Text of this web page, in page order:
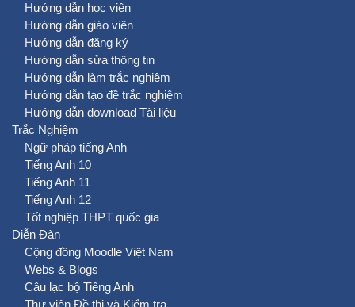
Hướng dẫn học viên
Hướng dẫn giáo viên
Hướng dẫn đăng ký
Hướng dẫn sửa thông tin
Hướng dẫn làm trắc nghiệm
Hướng dẫn tạo đề trắc nghiệm
Hướng dẫn download Tài liệu
Trắc Nghiệm
Ngữ pháp tiếng Anh
Tiếng Anh 10
Tiếng Anh 11
Tiếng Anh 12
Tốt nghiệp THPT quốc gia
Diễn Đàn
Cộng đồng Moodle Việt Nam
Webs & Blogs
Câu lạc bộ Tiếng Anh
Thư viện Đề thi và Kiểm tra